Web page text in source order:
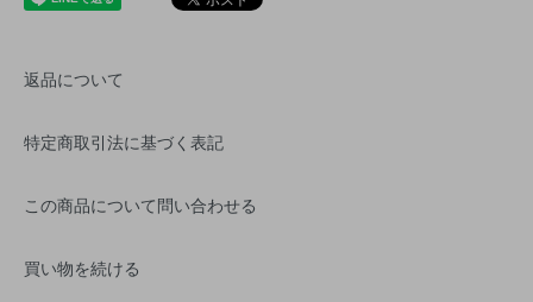
返品について
特定商取引法に基づく表記
この商品について問い合わせる
買い物を続ける